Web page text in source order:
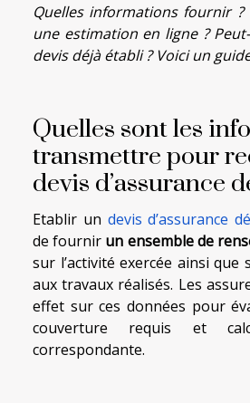
Quelles informations fournir
une estimation en ligne ?
devis déjà établi ? Voici un
Quelles sont les
transmettre pour
devis d’assurance
Etablir un devis d’assurance
de fournir un ensemble de
sur l’activité exercée ainsi que
aux travaux réalisés. Les
effet sur ces données pour
couverture requis et
correspondante.